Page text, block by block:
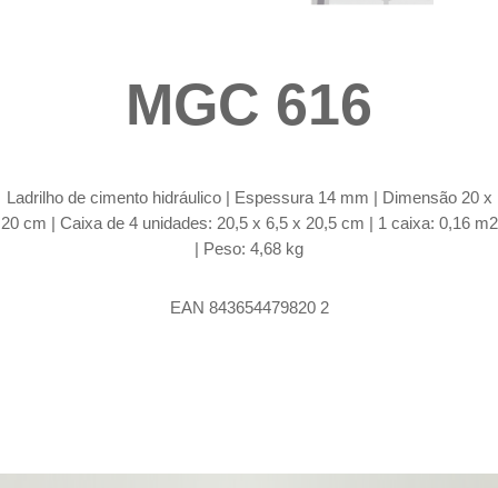
MGC 616
Ladrilho de cimento hidráulico | Espessura 14 mm | Dimensão 20 x
20 cm | Caixa de 4 unidades: 20,5 x 6,5 x 20,5 cm | 1 caixa: 0,16 m2
| Peso: 4,68 kg
EAN 843654479820 2